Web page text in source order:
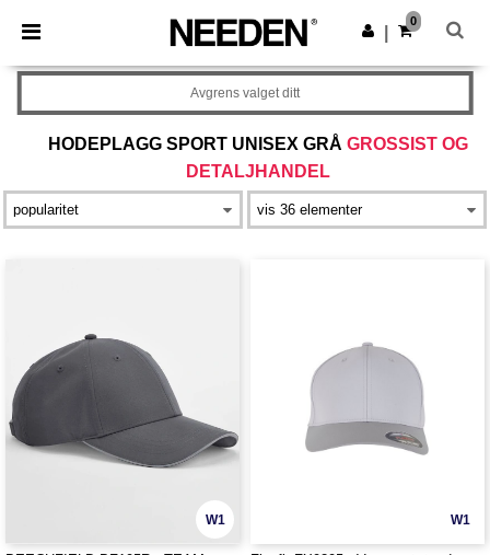
× Needen-app
Bedre priser i appen!
Last ned app
0
HODEPLAGG SPORT UNISEX GRÅ GROSSIST OG
DETALJHANDEL
Avgrens valget ditt
W1 W1